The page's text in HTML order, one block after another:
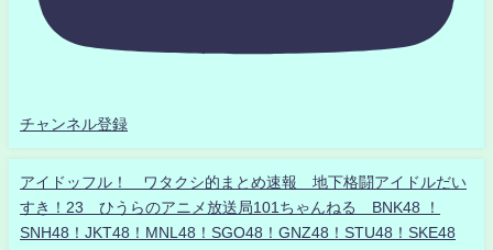
チャンネル登録
アイドッフル！ ワタクシ的まとめ速報 地下格闘アイドルだい
すき！23 ひうらのアニメ放送局101ちゃんねる BNK48 ！
SNH48！JKT48！MNL48！SGO48！GNZ48！STU48！SKE48